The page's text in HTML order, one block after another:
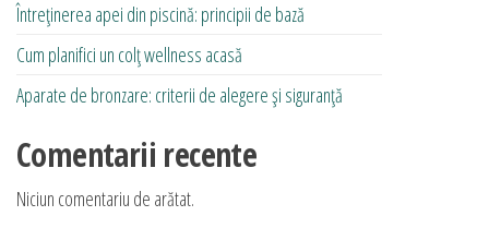
Întreținerea apei din piscină: principii de bază
Cum planifici un colț wellness acasă
Aparate de bronzare: criterii de alegere și siguranță
Comentarii recente
Niciun comentariu de arătat.